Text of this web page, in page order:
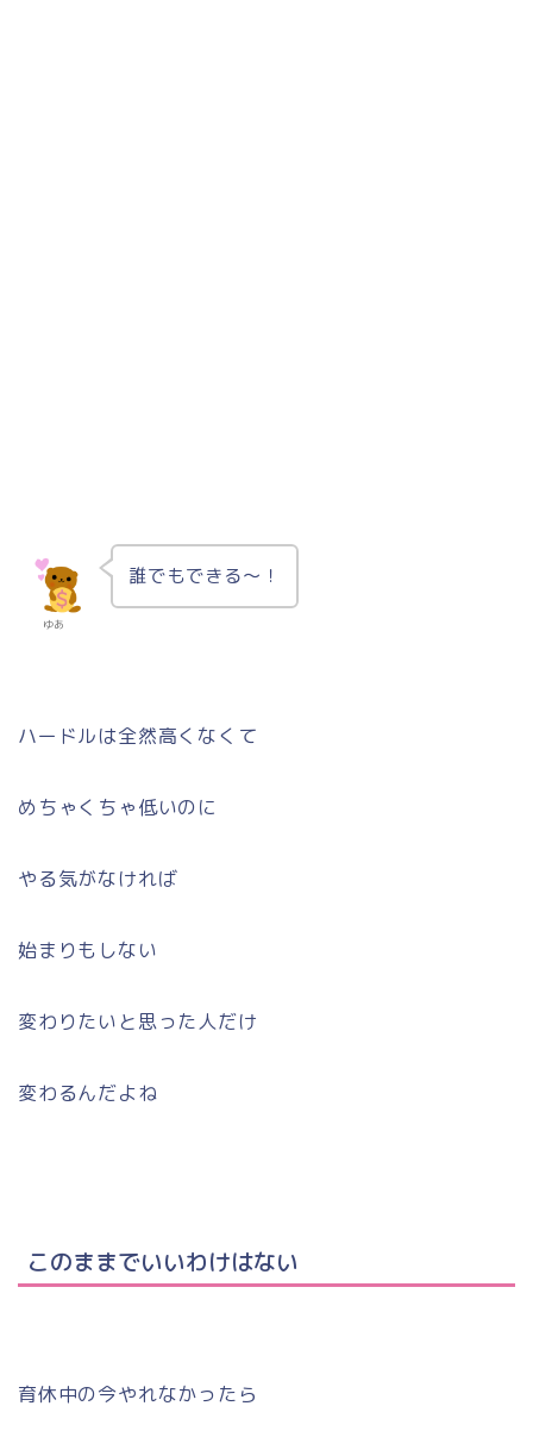
ゆあ
誰でもできる〜！
ハードルは全然高くなくて
めちゃくちゃ低いのに
やる気がなければ
始まりもしない
変わりたいと思った人だけ
変わるんだよね
このままでいいわけはない
育休中の今やれなかったら